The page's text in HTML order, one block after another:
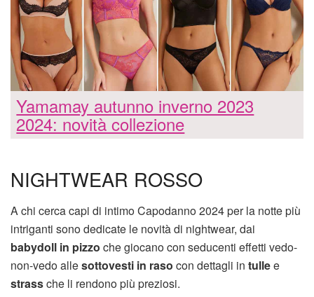
Yamamay autunno inverno 2023
2024: novità collezione
NIGHTWEAR ROSSO
A chi cerca capi di intimo Capodanno 2024 per la notte più
intriganti sono dedicate le novità di nightwear, dai
babydoll in pizzo che giocano con seducenti effetti vedo-
non-vedo allesottovesti in raso con dettagli in tullee
strassche li rendono più preziosi.